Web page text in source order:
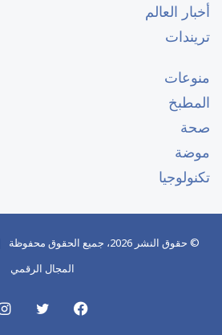
أخبار العالم
تريندات
منوعات
المطبخ
صحة
موضة
تكنولوجيا
© حقوق النشر 2026، جميع الحقوق محفوظة |
المجال الرقمي
فيسبوك تويتر